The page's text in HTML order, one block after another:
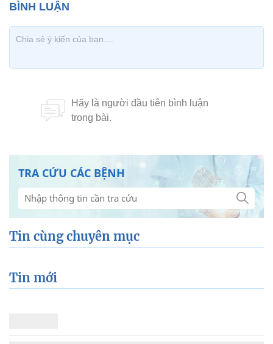
TRA CỨU CÁC BỆNH
Tin cùng chuyên mục
Tin mới